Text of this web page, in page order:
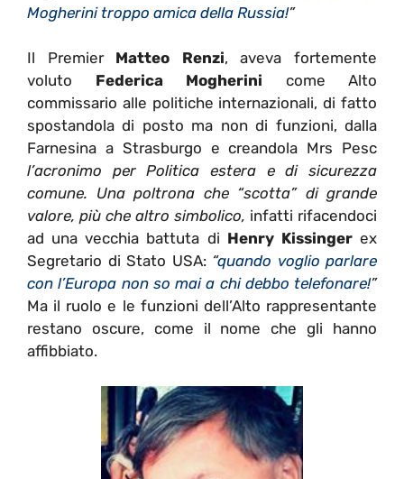
Mogherini troppo amica della Russia!”
Il Premier Matteo Renzi, aveva fortemente
voluto Federica Mogherini come Alto
commissario alle politiche internazionali, di fatto
spostandola di posto ma non di funzioni, dalla
Farnesina a Strasburgo e creandola Mrs Pesc
l’acronimo per Politica estera e di sicurezza
comune. Una poltrona che “scotta” di grande
valore, più che altro simbolico, infatti rifacendoci
ad una vecchia battuta di Henry Kissingerex
Segretario di Stato USA:“quando voglio parlare
con l’Europa non so mai a chi debbo telefonare!”
Ma il ruolo e le funzioni dell’Alto rappresentante
restano oscure, come il nome che gli hanno
affibbiato.